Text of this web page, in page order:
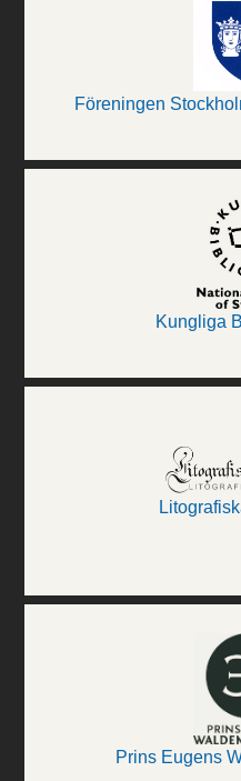
Föreningen
Kungliga
Prins Eugens